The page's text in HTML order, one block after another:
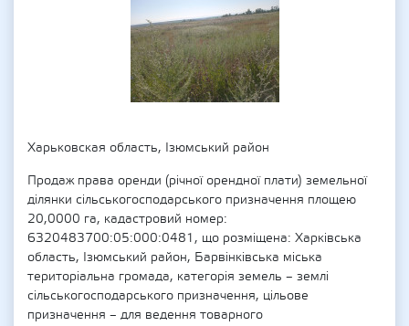
Харьковская область, Ізюмський район
Продаж права оренди (річної орендної плати) земельної
ділянки сільськогосподарського призначення площею
20,0000 га, кадастровий номер:
6320483700:05:000:0481, що розміщена: Харківська
область, Ізюмський район, Барвінківська міська
територіальна громада, категорія земель – землі
сільськогосподарського призначення, цільове
призначення – для ведення товарного